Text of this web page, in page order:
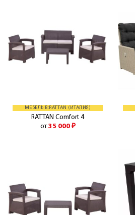
МЕБЕЛЬ B:RATTAN (ИТАЛИЯ)
RATTAN Comfort 4
от 35 000 ₽